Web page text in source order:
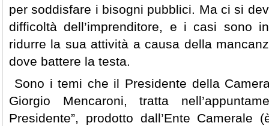
per soddisfare i bisogni pubblici. Ma ci si
difficoltà dell’imprenditore, e i casi sono
ridurre la sua attività a causa della
dove battere la testa.
Sono i temi che il Presidente della
Giorgio Mencaroni, tratta
Presidente”, prodotto dall’Ente